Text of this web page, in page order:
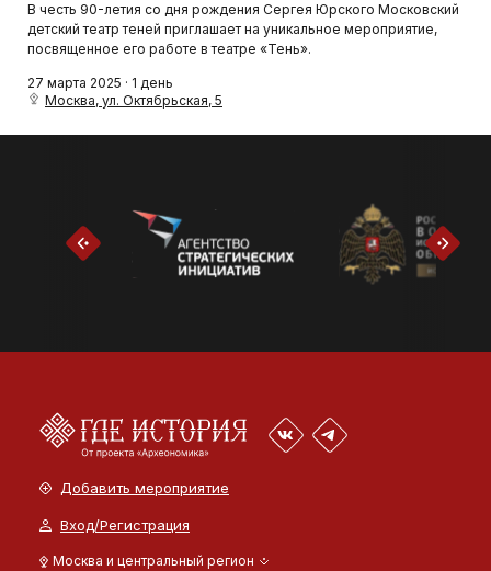
В честь 90-летия со дня рождения Сергея Юрского Московский
детский театр теней приглашает на уникальное мероприятие,
посвященное его работе в театре «Тень».
27 марта 2025 · 1 день
Москва, ул. Октябрьская, 5
Добавить мероприятие
Вход/Регистрация
Москва и центральный регион